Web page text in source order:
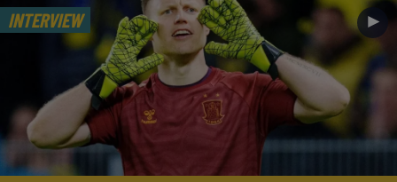
INTERVIEW ►